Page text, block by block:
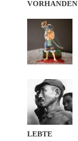
VORHANDEN
LEBTE